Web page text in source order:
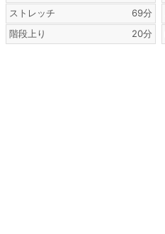
ストレッチ
69分
階段上り
20分